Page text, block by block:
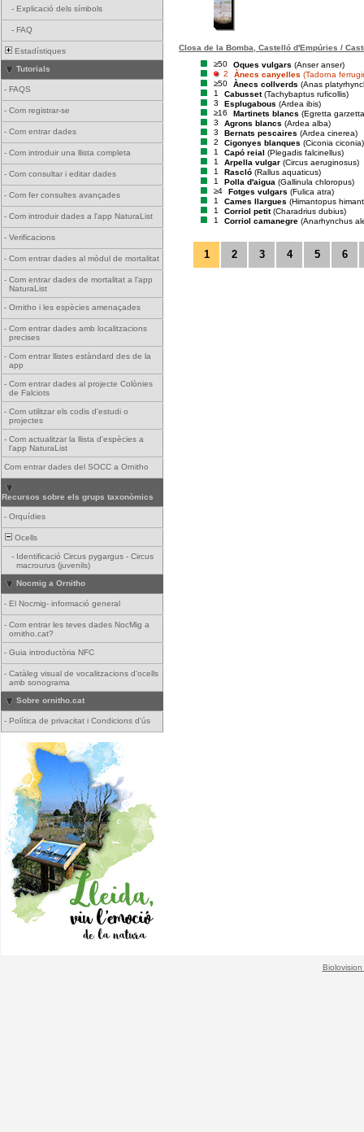
- Explicació dels símbols
- FAQ
Estadístiques
Tutorials
- FAQS
- Com registrar-se
- Com entrar dades
- Com introduir una llista completa
- Com consultar i editar dades
- Com fer consultes avançades
- Com introduir dades a l'app NaturaList
- Verificacions
- Com entrar dades al mòdul de mortalitat
- Com entrar dades de mortalitat a l'app
NaturaList
- Ornitho i les espècies amenaçades
- Com entrar dades amb localitzacions
precises
- Com entrar llistes estàndard des de la
app
- Com entrar dades al projecte Colònies
de Falciots
- Com utilitzar els codis d'estudi o
projectes
- Com actualitzar la llista d'espècies a
l'app NaturaList
Com entrar dades del SOCC a Ornitho
Recursos sobre els grups taxonòmics
- Orquídies
Ocells
- Identificació Circus pygargus - Circus
macrourus (juvenils)
Nocmig a Ornitho
- El Nocmig- informació general
- Com entrar les teves dades NocMig a
ornitho.cat?
- Guia introductòria NFC
- Catàleg visual de vocalitzacions d'ocells
amb sonograma
Sobre ornitho.cat
- Política de privacitat i Condicions d'ús
Closa de la Bomba, Castelló d'Empúries /
≥50
Oques vulgars (Anser anser)
2
Ànecs canyelles (Tadorna
≥50
Ànecs collverds (Anas
1
Cabusset (Tachybaptus ruficollis)
3
Esplugabous (Ardea ibis)
≥16
Martinets blancs (Egretta
3
Agrons blancs (Ardea alba)
3
Bernats pescaires (Ardea cinerea)
2
Cigonyes blanques (Ciconia ciconia)
1
Capó reial (Plegadis falcinellus)
1
Arpella vulgar (Circus aeruginosus)
1
Rascló (Rallus aquaticus)
1
Polla d'aigua (Gallinula chloropus)
≥4
Fotges vulgars (Fulica atra)
1
Cames llargues (Himantopus
1
Corriol petit (Charadrius dubius)
1
Corriol camanegre (Anarhynchus
1 2 3 4 5 6
Biolovision